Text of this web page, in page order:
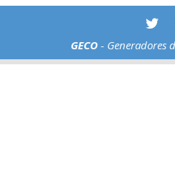
GECO - Generadores